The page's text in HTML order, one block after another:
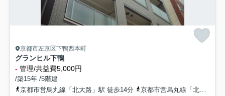
京都市左京区下鴨西本町
グランヒル下鴨
- 管理/共益費5,000円
/築15年 /5階建
京都市営烏丸線「北大路」駅 徒歩14分
京都市営烏丸線「北山」駅 徒歩14分